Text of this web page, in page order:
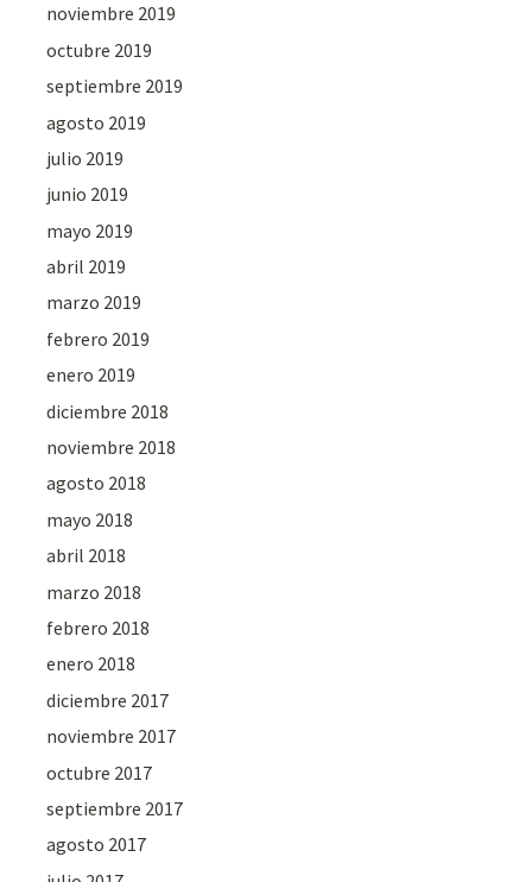
noviembre 2019
octubre 2019
septiembre 2019
agosto 2019
julio 2019
junio 2019
mayo 2019
abril 2019
marzo 2019
febrero 2019
enero 2019
diciembre 2018
noviembre 2018
agosto 2018
mayo 2018
abril 2018
marzo 2018
febrero 2018
enero 2018
diciembre 2017
noviembre 2017
octubre 2017
septiembre 2017
agosto 2017